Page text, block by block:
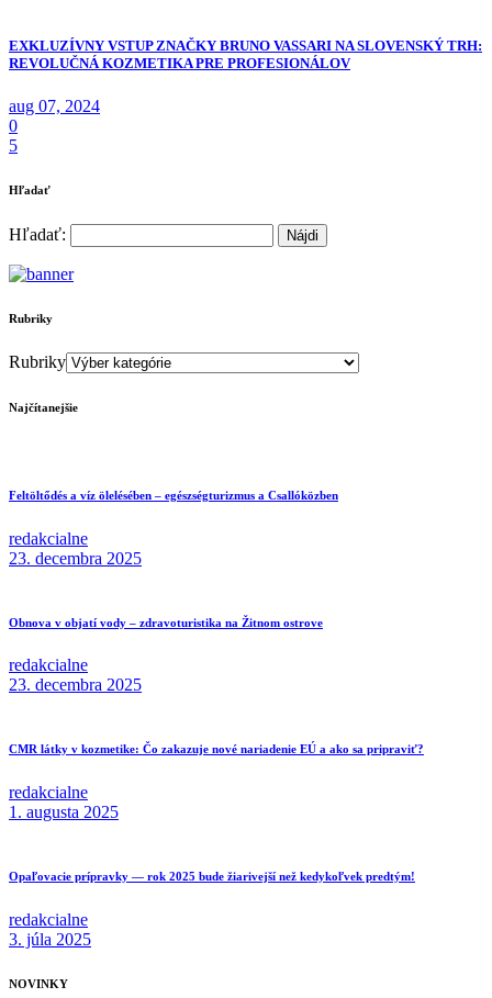
EXKLUZÍVNY VSTUP ZNAČKY BRUNO VASSARI NA SLOVENSKÝ TRH:
REVOLUČNÁ KOZMETIKA PRE PROFESIONÁLOV
aug 07, 2024
0
5
Hľadať
Hľadať:
Rubriky
Rubriky
Najčítanejšie
Feltöltődés a víz ölelésében – egészségturizmus a Csallóközben
redakcialne
23. decembra 2025
Obnova v objatí vody – zdravoturistika na Žitnom ostrove
redakcialne
23. decembra 2025
CMR látky v kozmetike: Čo zakazuje nové nariadenie EÚ a ako sa pripraviť?
redakcialne
1. augusta 2025
Opaľovacie prípravky — rok 2025 bude žiarivejší než kedykoľvek predtým!
redakcialne
3. júla 2025
NOVINKY